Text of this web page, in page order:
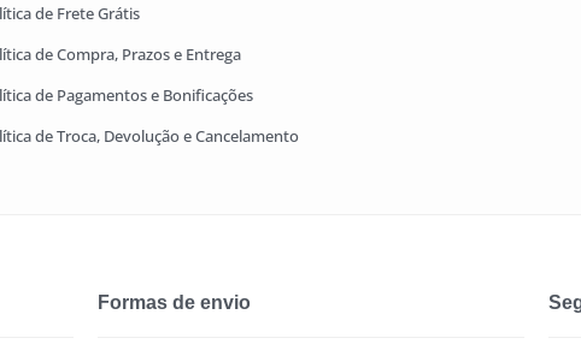
de Frete Grátis
de Compra, Prazos e Entrega
de Pagamentos e Bonificações
de Troca, Devolução e Cancelamento
Formas de envio